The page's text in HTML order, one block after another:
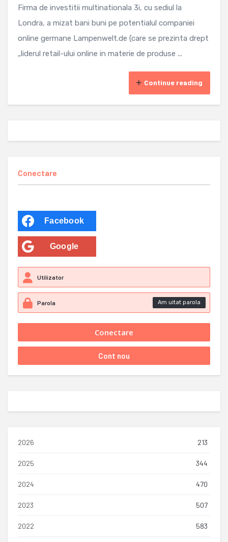
Firma de investitii multinationala 3i, cu sediul la
Londra, a mizat bani buni pe potentialul companiei
online germane Lampenwelt.de (care se prezinta drept
„liderul retail-ului online in materie de produse ...
Continue reading
Conectare
Facebook
Google
Am uitat parola
2026 213
2025 344
2024 470
2023 507
2022 583